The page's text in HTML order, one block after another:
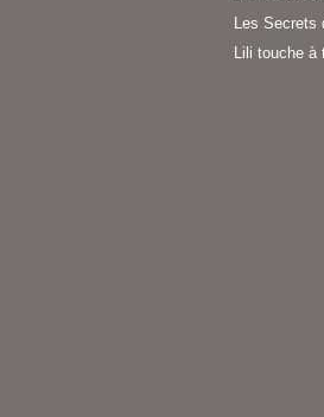
Les Secrets
Lili touche à